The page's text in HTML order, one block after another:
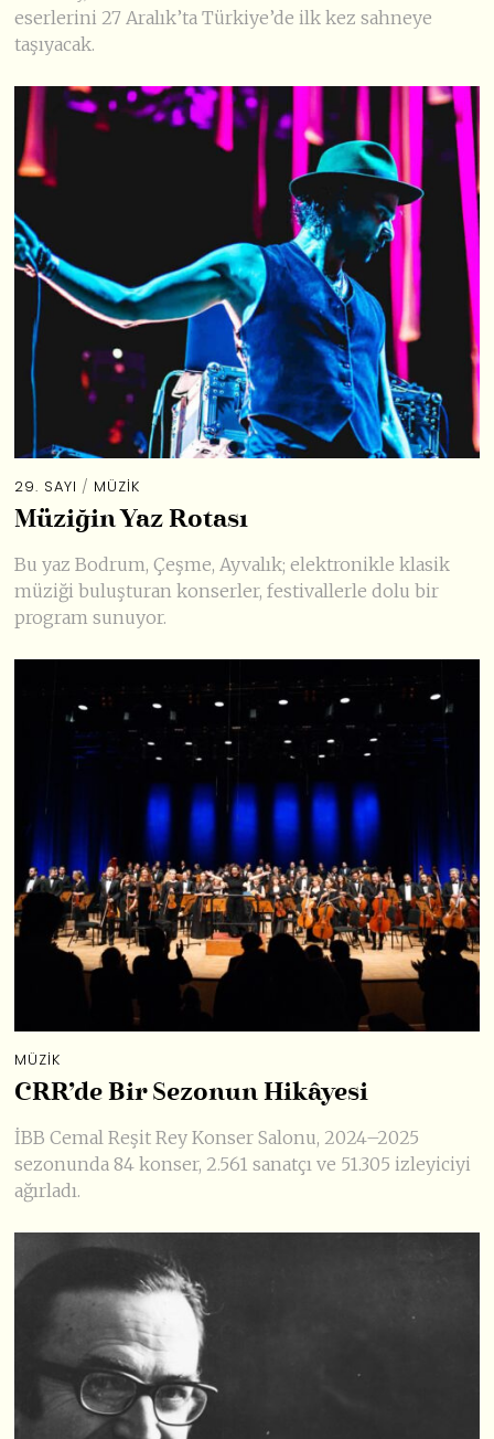
eserlerini 27 Aralık’ta Türkiye’de ilk kez sahneye
taşıyacak.
29. SAYI / MÜZIK
Müziğin Yaz Rotası
Bu yaz Bodrum, Çeşme, Ayvalık; elektronikle klasik
müziği buluşturan konserler, festivallerle dolu bir
program sunuyor.
MÜZIK
CRR’de Bir Sezonun Hikâyesi
İBB Cemal Reşit Rey Konser Salonu, 2024–2025
sezonunda 84 konser, 2.561 sanatçı ve 51.305 izleyiciyi
ağırladı.